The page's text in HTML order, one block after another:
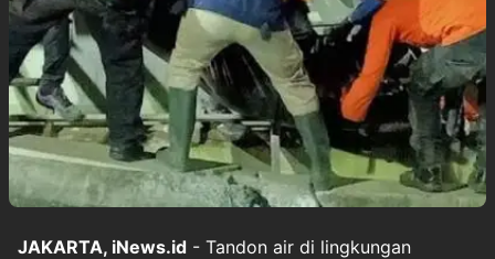
JAKARTA, iNews.id - Tandon air di lingkungan